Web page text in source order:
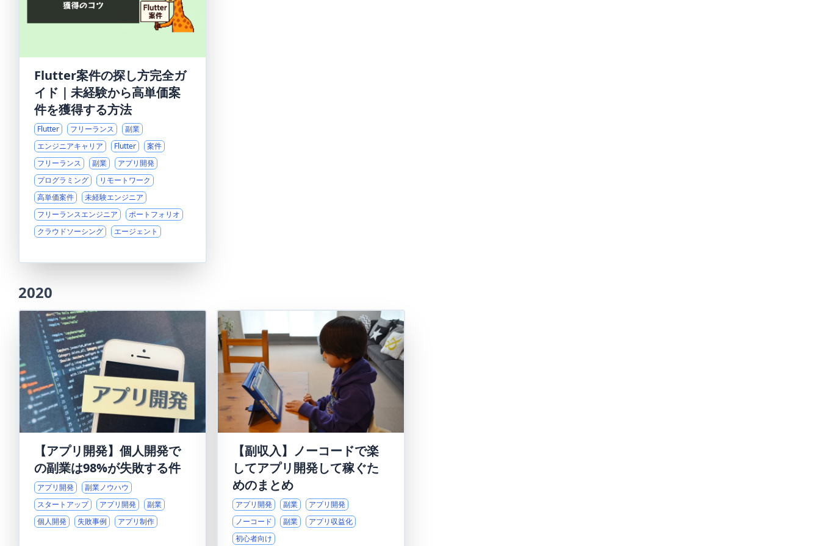
Flutter案件の探し方完全ガ
イド｜未経験から高単価案
件を獲得する方法
Flutter フリーランス
副業
エンジニアキャリア
Flutter
案件
フリーランス
副業
アプリ開発
プログラミング
リモートワーク
高単価案件
未経験エンジニア
フリーランスエンジニア
ポートフォリオ
クラウドソーシング
エージェント
2020
【アプリ開発】個人開発で
の副業は98%が失敗する件
アプリ開発
副業ノウハウ
スタートアップ
アプリ開発
副業
個人開発
失敗事例 アプリ制作
【副収入】ノーコードで楽
してアプリ開発して稼ぐた
めのまとめ
アプリ開発 副業
アプリ開発
ノーコード
副業
アプリ収益化
初心者向け